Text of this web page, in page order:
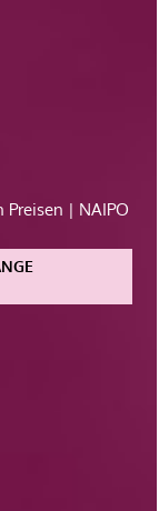
Preisen | NAIPO